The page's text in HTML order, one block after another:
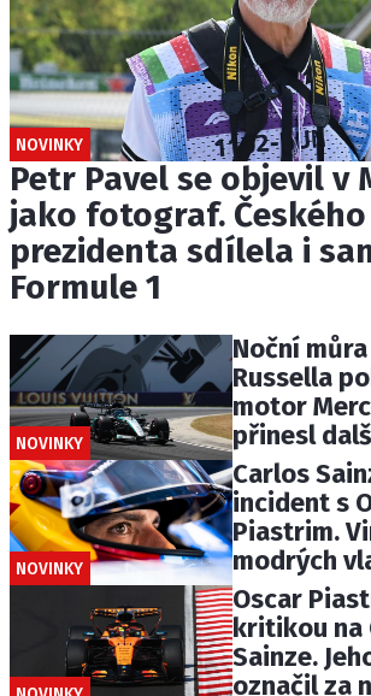
NOVINKY
Petr Pavel se objevil v
jako fotograf. Českého
prezidenta sdílela i
Formule 1
NOVINKY
Noční
Russella
motor
přinesl
NOVINKY
Carlos
incident s
Piastrim.
modrých
Oscar
kritikou na
Sainze.
označil za